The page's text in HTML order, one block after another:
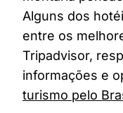
Alguns dos
entre os
Tripadvisor,
informações e
turismo pelo